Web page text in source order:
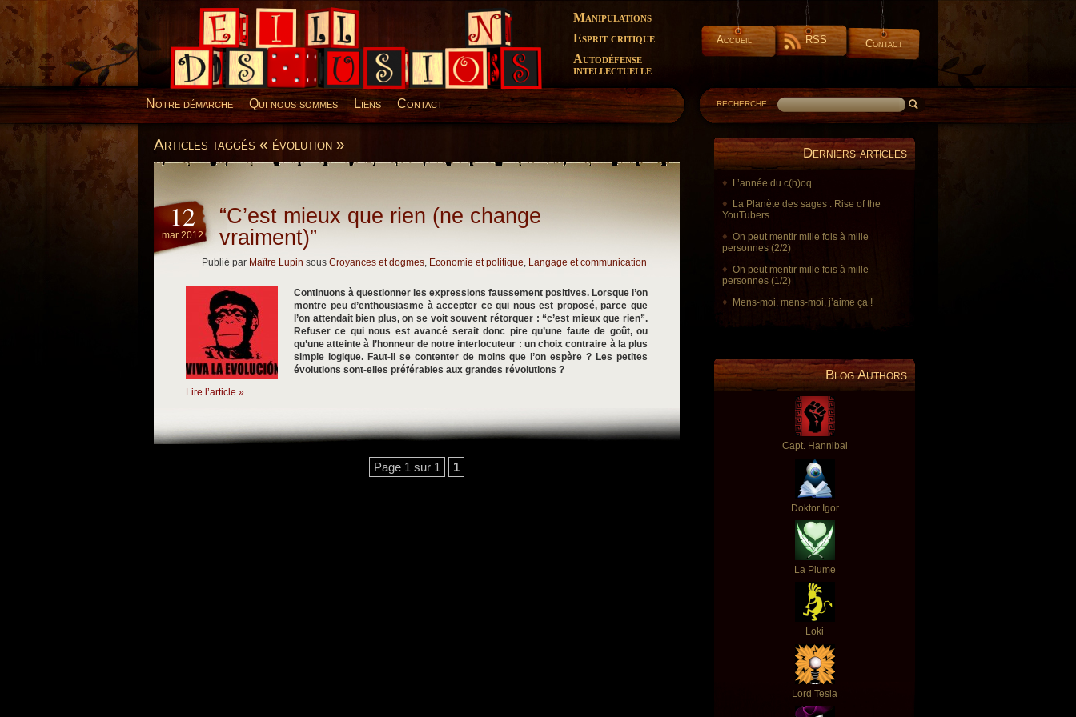
Desillusions
Manipulations
Esprit critique
Autodéfense
intellectuelle
Accueil RSS Contact
Notre démarche Qui nous sommes Liens Contact RECHERCHE
Articles taggés « évolution »
12
mar 2012
“C’est mieux que rien (ne change
vraiment)”
Publié par Maître Lupin sous Croyances et dogmes, Economie et politique, Langage et communication
Continuons à questionner les expressions faussement positives. Lorsque l’on
montre peu d’enthousiasme à accepter ce qui nous est proposé, parce que
l’on attendait bien plus, on se voit souvent rétorquer : “c’est mieux que rien”.
Refuser ce qui nous est avancé serait donc pire qu’une faute de goût, ou
qu’une atteinte à l’honneur de notre interlocuteur : un choix contraire à la plus
simple logique. Faut-il se contenter de moins que l’on espère ? Les petites
évolutions sont-elles préférables aux grandes révolutions ?
Lire l’article »
Page 1 sur 1 1
Derniers articles
L’année du c(h)oq
La Planète des sages : Rise of the
YouTubers
On peut mentir mille fois à mille
personnes (2/2)
On peut mentir mille fois à mille
personnes (1/2)
Mens-moi, mens-moi, j’aime ça !
Blog Authors
Capt. Hannibal
Doktor Igor
La Plume
Loki
Lord Tesla